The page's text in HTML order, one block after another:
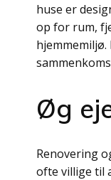
huse er
op for rum,
Øg
Renovering
ofte villige til